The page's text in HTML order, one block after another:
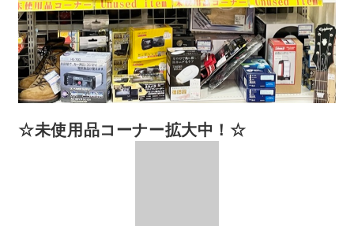
☆未使用品コーナー拡大中！☆